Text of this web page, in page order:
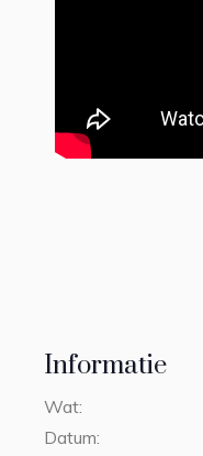
Informatie
Wat:
Datum: